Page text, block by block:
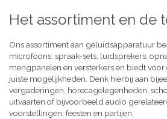
Het assortiment en de
Ons assortiment aan geluidsapparatuur
microfoons, spraak-sets, luidsprekers,
mengpanelen en versterkers en biedt
juiste mogelijkheden. Denk hierbij aan
vergaderingen, horecagelegenheden,
uitvaarten of bijvoorbeeld audio
voorstellingen, feesten en partijen.